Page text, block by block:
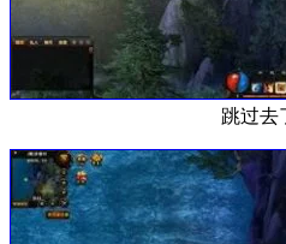
跳过去